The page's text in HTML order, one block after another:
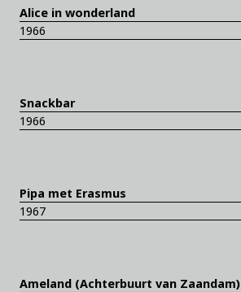
Alice in wonderland
1966
Snackbar
1966
Pipa met Erasmus
1967
Ameland (Achterbuurt van Zaandam)